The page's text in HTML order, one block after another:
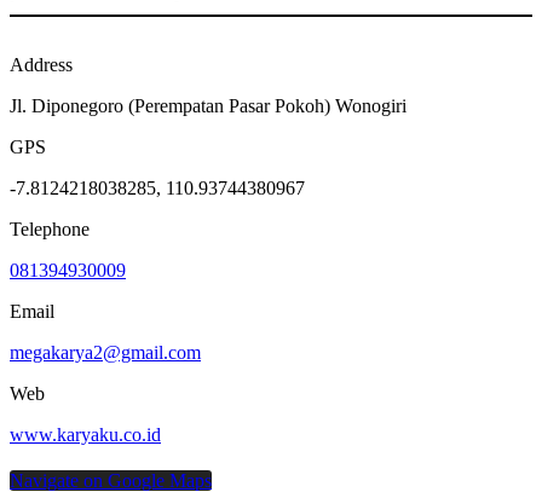
Address
Jl. Diponegoro (Perempatan Pasar Pokoh) Wonogiri
GPS
-7.8124218038285, 110.93744380967
Telephone
081394930009
Email
megakarya2@gmail.com
Web
www.karyaku.co.id
Navigate on Google Maps